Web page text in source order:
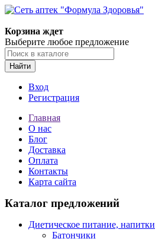
Корзина ждет
Выберите любое предложение
Найти
Вход
Регистрация
Главная
О нас
Блог
Доставка
Оплата
Контакты
Карта сайта
Каталог предложений
Диетическое питание, напитки
Батончики